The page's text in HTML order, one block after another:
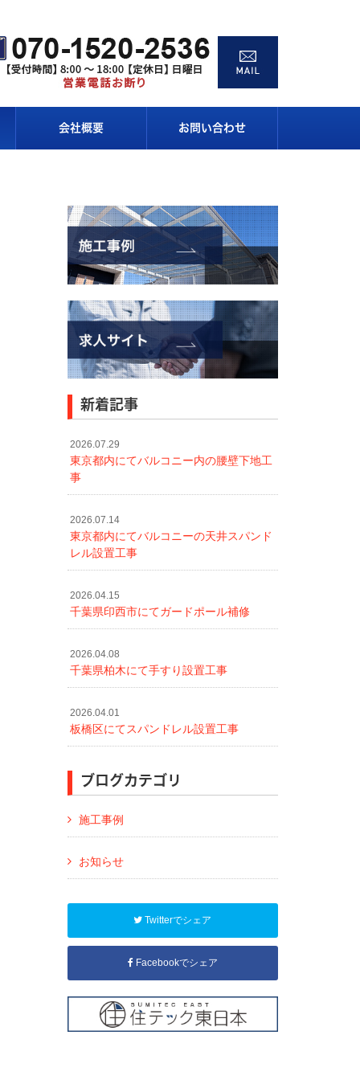
会社概要 お問い合わせ
新着記事
2026.07.29
東京都内にてバルコニー内の腰壁下地工
事
2026.07.14
東京都内にてバルコニーの天井スパンド
レル設置工事
2026.04.15
千葉県印西市にてガードポール補修
2026.04.08
千葉県柏木にて手すり設置工事
2026.04.01
板橋区にてスパンドレル設置工事
ブログカテゴリ
施工事例
お知らせ
Twitterでシェア
Facebookでシェア